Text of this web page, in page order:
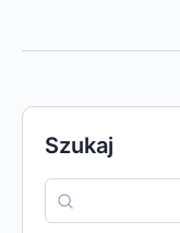
Szukaj